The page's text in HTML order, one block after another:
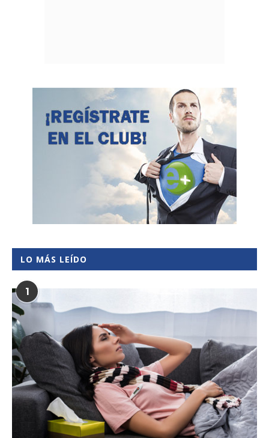
LO MÁS LEÍDO
1